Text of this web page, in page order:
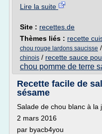
Lire la suite
Site : recettes.de
Thèmes liés : recette
chou rouge lardons saucisse /
chinois / recette sauce
chou pomme de terre
Recette facile de
sésame
Salade de chou blanc à la
2 mars 2016
par byacb4you